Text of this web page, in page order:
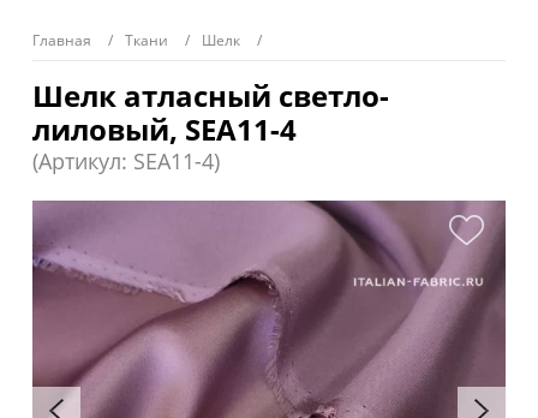
Главная Ткани Шелк
Шелк атласный светло-
лиловый, SEA11-4
(Артикул: SEA11-4)